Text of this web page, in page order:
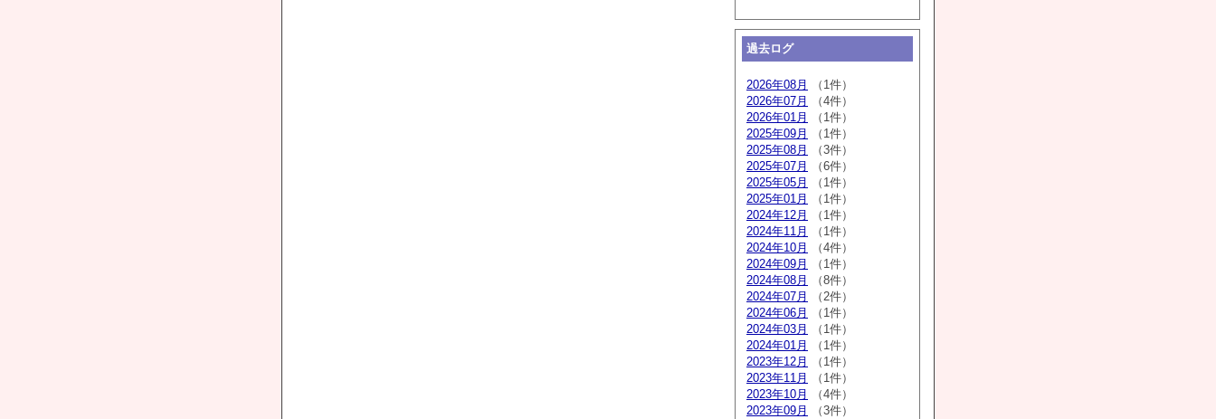
過去ログ
2026年08月
（1件）
2026年07月
（4件）
2026年01月
（1件）
2025年09月
（1件）
2025年08月
（3件）
2025年07月
（6件）
2025年05月
（1件）
2025年01月
（1件）
2024年12月
（1件）
2024年11月
（1件）
2024年10月
（4件）
2024年09月
（1件）
2024年08月
（8件）
2024年07月
（2件）
2024年06月
（1件）
2024年03月
（1件）
2024年01月
（1件）
2023年12月
（1件）
2023年11月
（1件）
2023年10月
（4件）
2023年09月
（3件）